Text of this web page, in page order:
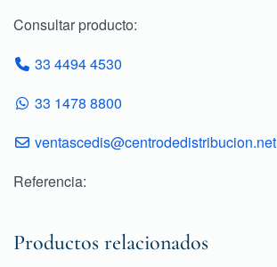
Consultar producto:
33 4494 4530
33 1478 8800
ventascedis@centrodedistribucion.net
Referencia:
Productos relacionados